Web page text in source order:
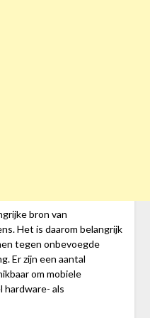
bron van
Het is daarom belangrijk
tegen onbevoegde
Er zijn een aantal
om mobiele
hardware- als